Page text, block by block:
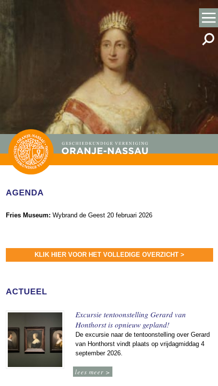
AGENDA
Fries Museum: Wybrand de Geest 20 februari 2026
KLIK HIER VOOR HET VOLLEDIGE OVERZICHT >
ACTUEEL
Excursie tentoonstelling Gerard van
Honthorst is opnieuw gepland!
De excursie naar de tentoonstelling over Gerard
van Honthorst vindt plaats op vrijdagmiddag 4
september 2026.
lees meer >